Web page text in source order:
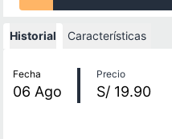
Historial Características
Fecha
06 Ago
Precio
S/ 19.90